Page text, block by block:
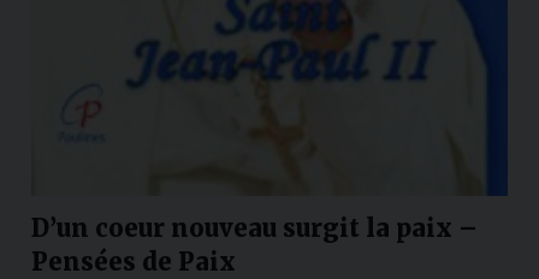
D’un coeur nouveau surgit la paix –
Pensées de Paix